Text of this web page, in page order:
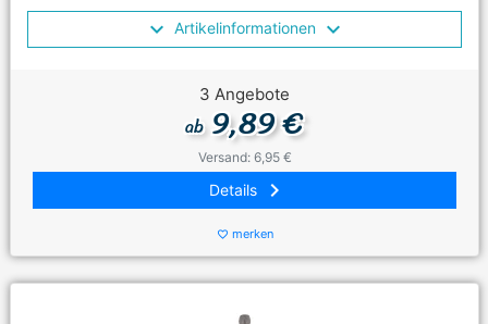
Artikelinformationen
3 Angebote
ab9,89 €
Versand: 6,95 €
Details keyboard_arrow_right
favorite_border merken